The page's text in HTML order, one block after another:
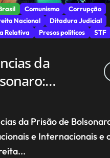
Comunismo
Corrupção
Nacional
Ditadura Judicial
Relativa Presos políticos STF
da
e
e o Futuro
da Prisão de
e Internacionais e